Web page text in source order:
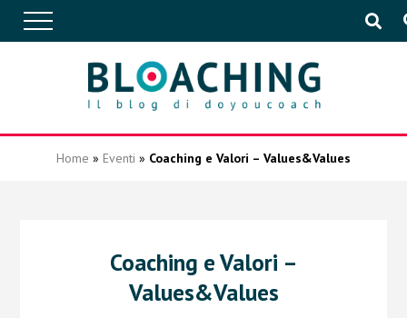
APPROFONDIMENTI
IN AZIENDA
Home » Eventi » Coaching e Valori – Values&Values
Coaching e Valori –
Values&Values